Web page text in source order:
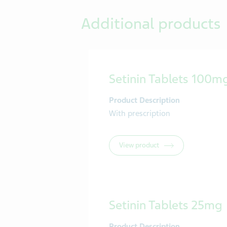
Additional products
Setinin Tablets
Product Description
With prescription
View product
Setinin Tablets 25mg